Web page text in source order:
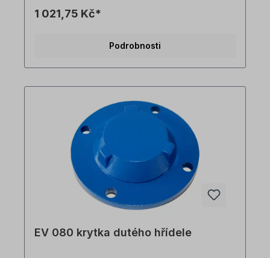
výrobků jsou nezávazné příklady! Technické
Vrácení zboží ani zrušení objednávky není
ilustrativní. Technické specifikace se mohou
1 021,75 Kč*
Podrobnosti
EV 080 krytka dutého hřídele